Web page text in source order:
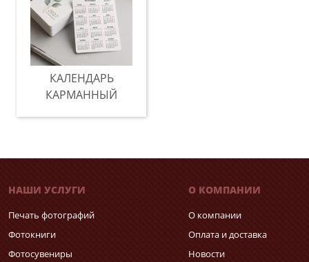
КАЛЕНДАРЬ
КАРМАННЫЙ
НАШИ УСЛУГИ
Печать фотографий
Фотокниги
Фотосувениры
О КОМПАНИИ
О компании
Оплата и доставка
Новости